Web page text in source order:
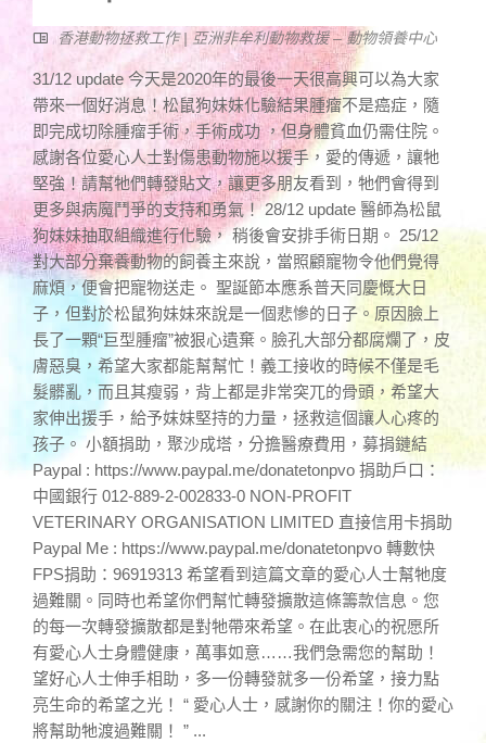
香港動物拯救工作 | 亞洲非牟利動物救援 – 動物領養中心
31/12 update 今天是2020年的最後一天很高興可以為大家
帶來一個好消息！松鼠狗妹妹化驗結果腫瘤不是癌症，隨
即完成切除腫瘤手術，手術成功 ，但身體貧血仍需住院。
感謝各位愛心人士對傷患動物施以援手，愛的傳遞，讓牠
堅強！請幫牠們轉發貼文，讓更多朋友看到，牠們會得到
更多與病魔鬥爭的支持和勇氣！ 28/12 update 醫師為松鼠
狗妹妹抽取組織進行化驗， 稍後會安排手術日期。 25/12
對大部分棄養動物的飼養主來說，當照顧寵物令他們覺得
麻煩，便會把寵物送走。 聖誕節本應系普天同慶慨大日
子，但對於松鼠狗妹妹來說是一個悲慘的日子。原因臉上
長了一顆“巨型腫瘤”被狠心遺棄。臉孔大部分都腐爛了，皮
膚惡臭，希望大家都能幫幫忙！義工接收的時候不僅是毛
髮髒亂，而且其瘦弱，背上都是非常突兀的骨頭，希望大
家伸出援手，給予妺妹堅持的力量，拯救這個讓人心疼的
孩子。 小額捐助，聚沙成塔，分擔醫療費用，募捐鏈結
Paypal : https://www.paypal.me/donatetonpvo 捐助戶口：
中國銀行 012-889-2-002833-0 NON-PROFIT
VETERINARY ORGANISATION LIMITED 直接信用卡捐助
Paypal Me : https://www.paypal.me/donatetonpvo 轉數快
FPS捐助：96919313 希望看到這篇文章的愛心人士幫牠度
過難關。同時也希望你們幫忙轉發擴散這條籌款信息。您
的每一次轉發擴散都是對牠帶來希望。在此衷心的祝愿所
有愛心人士身體健康，萬事如意……我們急需您的幫助！
望好心人士伸手相助，多一份轉發就多一份希望，接力點
亮生命的希望之光！ “ 愛心人士，感謝你的關注！你的愛心
將幫助牠渡過難關！ ” ...